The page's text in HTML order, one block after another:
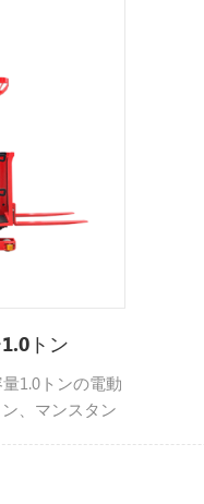
トン
1.0トンの電動
、マンスタン